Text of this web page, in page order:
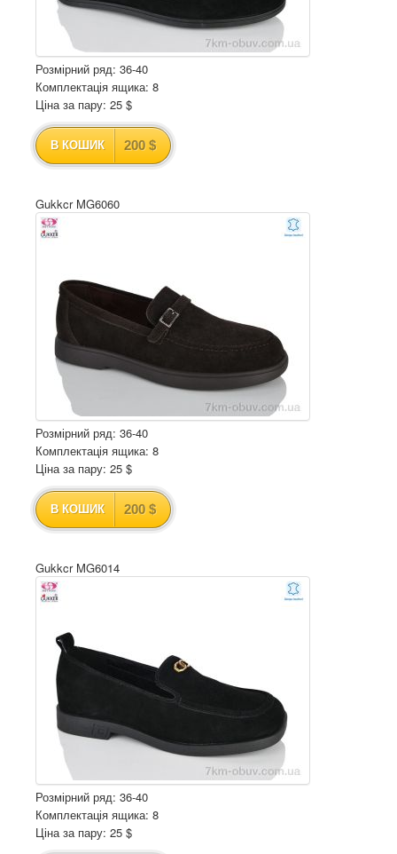
Розмірний ряд: 36-40
Комплектація ящика: 8
Ціна за пару: 25 $
В КОШИК 200 $
Gukkcr MG6060
Розмірний ряд: 36-40
Комплектація ящика: 8
Ціна за пару: 25 $
В КОШИК 200 $
Gukkcr MG6014
Розмірний ряд: 36-40
Комплектація ящика: 8
Ціна за пару: 25 $